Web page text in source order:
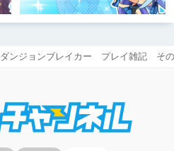
ダンジョンブレイカー プレイ雑記 そ